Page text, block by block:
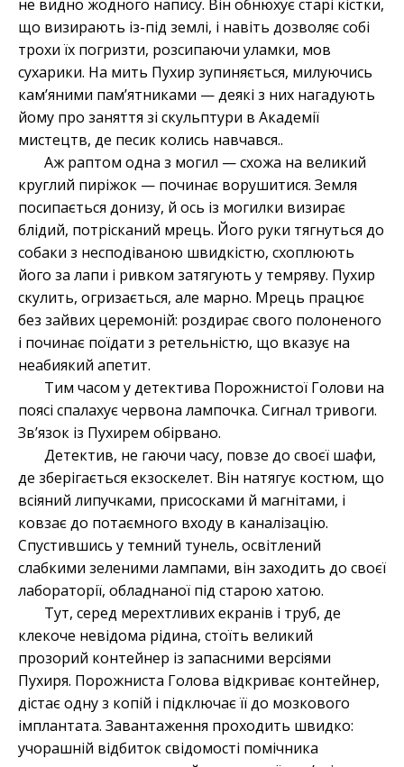
не видно жодного напису. Він обнюхує старі кістки,
що визирають із-під землі, і навіть дозволяє собі
трохи їх погризти, розсипаючи уламки, мов
сухарики. На мить Пухир зупиняється, милуючись
кам’яними пам’ятниками — деякі з них нагадують
йому про заняття зі скульптури в Академії
мистецтв, де песик колись навчався..
Аж раптом одна з могил — схожа на великий
круглий пиріжок — починає ворушитися. Земля
посипається донизу, й ось із могилки визирає
блідий, потрісканий мрець. Його руки тягнуться до
собаки з несподіваною швидкістю, схоплюють
його за лапи і ривком затягують у темряву. Пухир
скулить, огризається, але марно. Мрець працює
без зайвих церемоній: роздирає свого полоненого
і починає поїдати з ретельністю, що вказує на
неабиякий апетит.
Тим часом у детектива Порожнистої Голови на
поясі спалахує червона лампочка. Сигнал тривоги.
Зв’язок із Пухирем обірвано.
Детектив, не гаючи часу, повзе до своєї шафи,
де зберігається екзоскелет. Він натягує костюм, що
всіяний липучками, присосками й магнітами, і
ковзає до потаємного входу в каналізацію.
Спустившись у темний тунель, освітлений
слабкими зеленими лампами, він заходить до своєї
лабораторії, обладнаної під старою хатою.
Тут, серед мерехтливих екранів і труб, де
клекоче невідома рідина, стоїть великий
прозорий контейнер із запасними версіями
Пухиря. Порожниста Голова відкриває контейнер,
дістає одну з копій і підключає її до мозкового
імплантата. Завантаження проходить швидко:
учорашній відбиток свідомості помічника